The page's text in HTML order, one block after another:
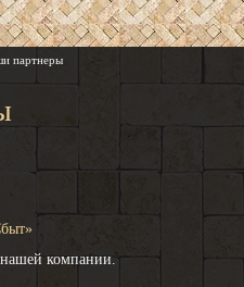
партнеры
компании.